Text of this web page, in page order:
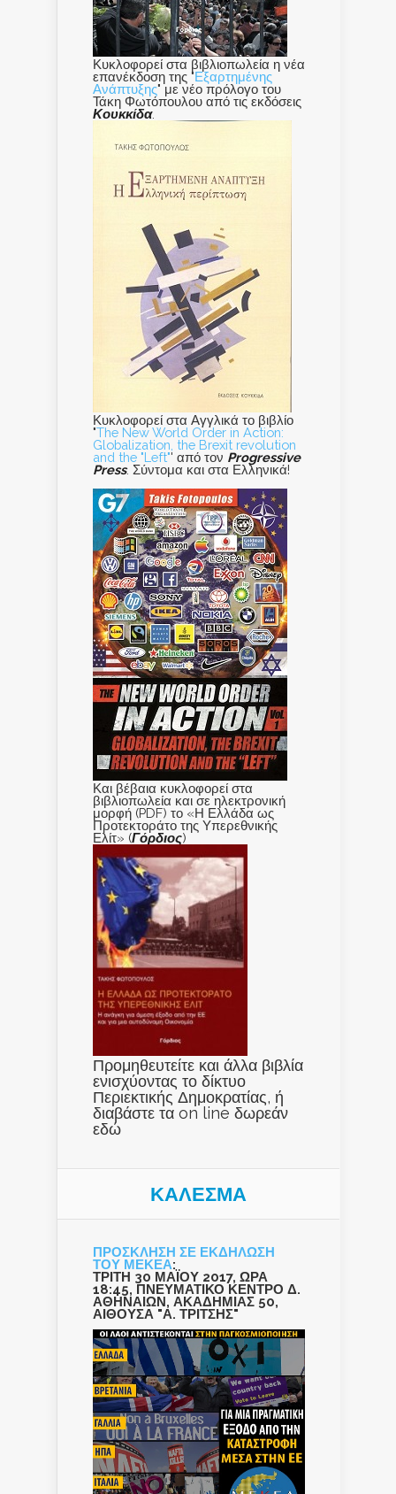
Κυκλοφορεί στα βιβλιοπωλεία η νέα
επανέκδοση της "Εξαρτημένης
Ανάπτυξης" με νέο πρόλογο του
Τάκη Φωτόπουλου από τις εκδόσεις
Κουκκίδα.
Κυκλοφορεί στα Αγγλικά το βιβλίο
"The New World Order in Action:
Globalization, the Brexit revolution
and the "Left"' από τον Progressive
Press. Σύντομα και στα Ελληνικά!
Και βέβαια κυκλοφορεί στα
βιβλιοπωλεία και σε ηλεκτρονική
μορφή (PDF) το «Η Ελλάδα ως
Προτεκτοράτο της Υπερεθνικής
Ελίτ» (Γόρδιος)
Προμηθευτείτε και άλλα βιβλία
ενισχύοντας το δίκτυο
Περιεκτικής Δημοκρατίας, ή
διαβάστε τα on line δωρεάν
εδώ
ΚΑΛΕΣΜΑ
ΠΡΟΣΚΛΗΣΗ ΣΕ ΕΚΔΗΛΩΣΗ
ΤΟΥ ΜΕΚΕΑ:
ΤΡΙΤΗ 30 ΜΑΪΟΥ 2017, ΩΡΑ
18:45, ΠΝΕΥΜΑΤΙΚΟ ΚΕΝΤΡΟ Δ.
ΑΘΗΝΑΙΩΝ, ΑΚΑΔΗΜΙΑΣ 50,
ΑΙΘΟΥΣΑ "Α. ΤΡΙΤΣΗΣ"